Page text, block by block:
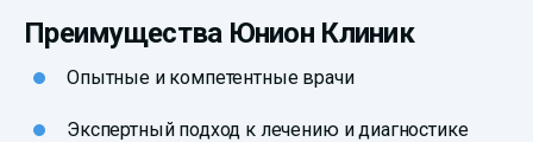
Преимущества Юнион Клиник
Опытные и компетентные врачи
Экспертный подход к лечению и диагностике